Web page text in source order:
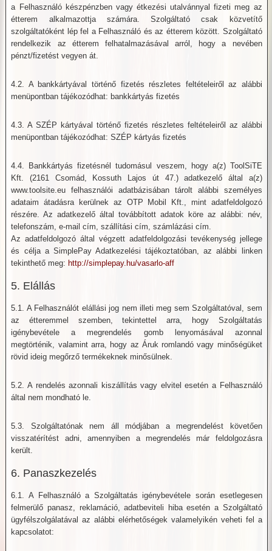
a Felhasználó készpénzben vagy étkezési utalvánnyal fizeti meg az
étterem alkalmazottja számára. Szolgáltató csak közvetítő
szolgáltatóként lép fel a Felhasználó és az étterem között. Szolgáltató
rendelkezik az étterem felhatalmazásával arról, hogy a nevében
pénzt/fizetést vegyen át.
4.2. A bankkártyával történő fizetés részletes feltételeiről az alábbi
menüpontban tájékozódhat: bankkártyás fizetés
4.3. A SZÉP kártyával történő fizetés részletes feltételeiről az alábbi
menüpontban tájékozódhat: SZÉP kártyás fizetés
4.4. Bankkártyás fizetésnél tudomásul veszem, hogy a(z) ToolSiTE
Kft. (2161 Csomád, Kossuth Lajos út 47.) adatkezelő által a(z)
www.toolsite.eu felhasználói adatbázisában tárolt alábbi személyes
adataim átadásra kerülnek az OTP Mobil Kft., mint adatfeldolgozó
részére. Az adatkezelő által továbbított adatok köre az alábbi: név,
telefonszám, e-mail cím, szállítási cím, számlázási cím.
Az adatfeldolgozó által végzett adatfeldolgozási tevékenység jellege
és célja a SimplePay Adatkezelési tájékoztatóban, az alábbi linken
tekinthető meg: http://simplepay.hu/vasarlo-aff
5. Elállás
5.1. A Felhasználót elállási jog nem illeti meg sem Szolgáltatóval, sem
az étteremmel szemben, tekintettel arra, hogy Szolgáltatás
igénybevétele a megrendelés gomb lenyomásával azonnal
megtörténik, valamint arra, hogy az Áruk romlandó vagy minőségüket
rövid ideig megőrző termékeknek minősülnek.
5.2. A rendelés azonnali kiszállítás vagy elvitel esetén a Felhasználó
által nem mondható le.
5.3. Szolgáltatónak nem áll módjában a megrendelést követően
visszatérítést adni, amennyiben a megrendelés már feldolgozásra
került.
6. Panaszkezelés
6.1. A Felhasználó a Szolgáltatás igénybevétele során esetlegesen
felmerülő panasz, reklamáció, adatbeviteli hiba esetén a Szolgáltató
ügyfélszolgálatával az alábbi elérhetőségek valamelyikén veheti fel a
kapcsolatot: